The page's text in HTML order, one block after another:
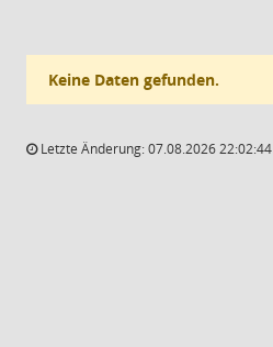
Keine Daten gefunden.
Letzte Änderung: 07.08.2026 22:02:44